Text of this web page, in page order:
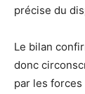
précise du
Le bilan
donc
par les forces